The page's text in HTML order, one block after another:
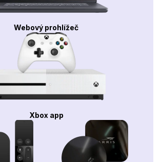
Webový prohlížeč
Xbox app